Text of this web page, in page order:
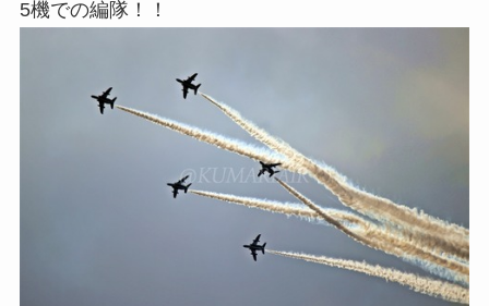
5機での編隊！！